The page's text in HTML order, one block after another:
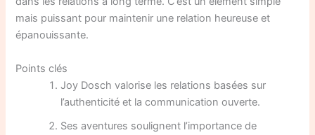
mais puissant pour maintenir une relation heureuse et
épanouissante.
Points clés
Joy Dosch valorise les relations basées sur
l’authenticité et la communication ouverte.
Ses aventures soulignent l’importance de